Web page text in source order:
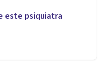
este psiquiatra